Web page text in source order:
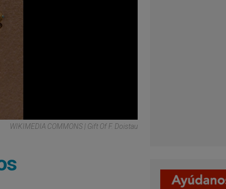
WIKIMEDIA COMMONS | Gift Of F. Doistau